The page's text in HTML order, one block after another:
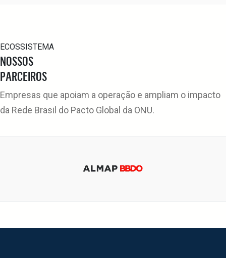
ECOSSISTEMA
NOSSOS
PARCEIROS
Empresas que apoiam a operação e ampliam o impacto
da Rede Brasil do Pacto Global da ONU.